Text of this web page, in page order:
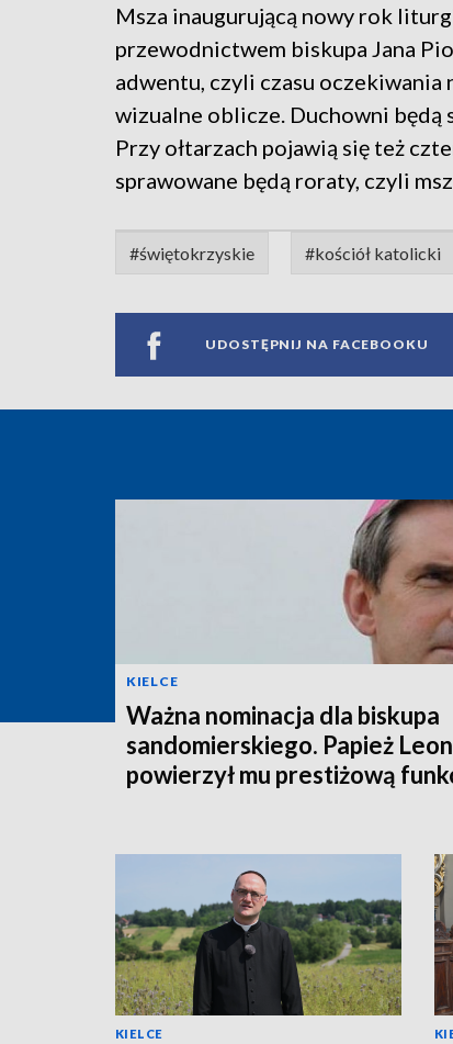
Msza inaugurującą nowy rok
przewodnictwem biskupa Jana
adwentu, czyli czasu oczekiwania
wizualne oblicze. Duchowni
Przy ołtarzach pojawią się też
sprawowane będą roraty, czyli
#świętokrzyskie #kościół katolicki
UDOSTĘPNIJ NA FACEBOOKU
KIELCE
Ważna nominacja dla biskupa
sandomierskiego. Papież
powierzył mu prestiżową
KIELCE